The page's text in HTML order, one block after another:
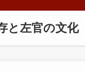
と左官の文化